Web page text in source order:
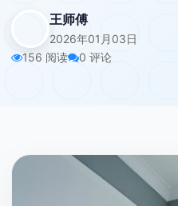
王师傅
2026年01月03日
156 阅读
0 评论